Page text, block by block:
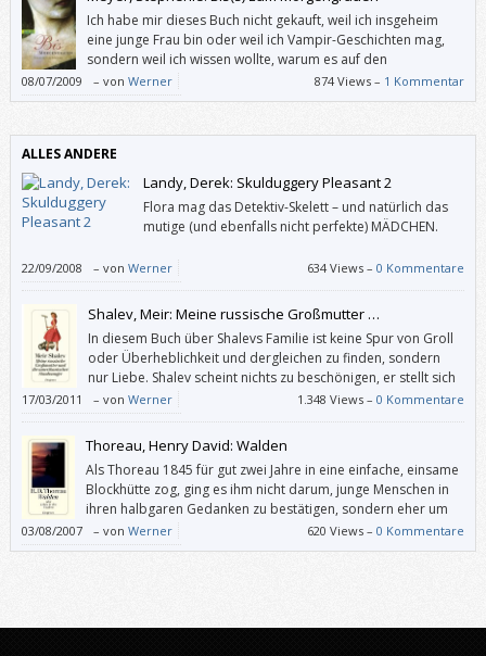
Ich habe mir dieses Buch nicht gekauft, weil ich insgeheim
eine junge Frau bin oder weil ich Vampir-Geschichten mag,
sondern weil ich wissen wollte, warum es auf den
Bestsellerlisten ganz oben steht. Und ich habe es mit
Begeisterung verschlungen.
08/07/2009 – von Werner 874 Views – 1 Kommentar
ALLES ANDERE
Landy, Derek: Skulduggery Pleasant 2
Flora mag das Detektiv-Skelett – und natürlich das
mutige (und ebenfalls nicht perfekte) MÄDCHEN.
22/09/2008 – von Werner 634 Views –0 Kommentare
Shalev, Meir: Meine russische Großmutter …
In diesem Buch über Shalevs Familie ist keine Spur von Groll
oder Überheblichkeit und dergleichen zu finden, sondern
nur Liebe. Shalev scheint nichts zu beschönigen, er stellt sich
weder naiv noch kindlich – und doch wirkt alles bezaubernd.
17/03/2011 – von Werner 1.348 Views –0 Kommentare
Thoreau, Henry David: Walden
Als Thoreau 1845 für gut zwei Jahre in eine einfache, einsame
Blockhütte zog, ging es ihm nicht darum, junge Menschen in
ihren halbgaren Gedanken zu bestätigen, sondern eher um
Selbstgenügsamkeit und Selbstbestimmung, um ein möglichst
einfaches Leben, das genügend Zeit zur Kontemplation lässt.
03/08/2007 – von Werner 620 Views –0 Kommentare